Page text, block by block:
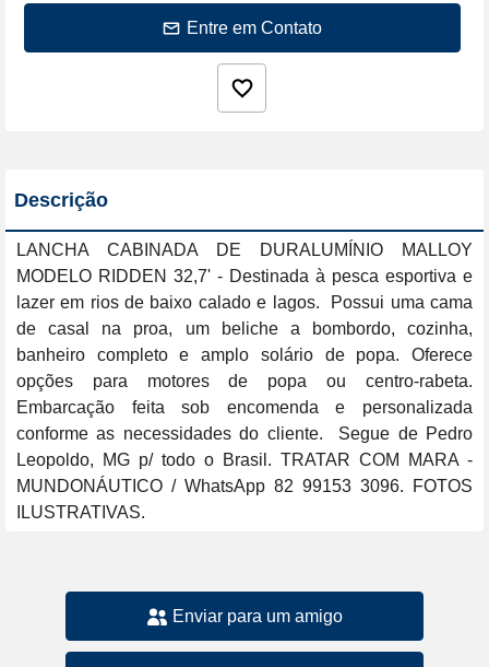
Entre em Contato
Descrição
LANCHA CABINADA DE DURALUMÍNIO MALLOY
MODELO RIDDEN 32,7' - Destinada à pesca esportiva e
lazer em rios de baixo calado e lagos.  Possui uma cama
de casal na proa, um beliche a bombordo, cozinha,
banheiro completo e amplo solário de popa. Oferece
opções para motores de popa ou centro-rabeta.
Embarcação feita sob encomenda e personalizada
conforme as necessidades do cliente.  Segue de Pedro
Leopoldo, MG p/ todo o Brasil. TRATAR COM MARA -
MUNDONÁUTICO / WhatsApp 82 99153 3096. FOTOS
ILUSTRATIVAS.
Enviar para um amigo